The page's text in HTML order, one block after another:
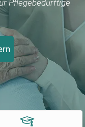
Pflegebedürftige